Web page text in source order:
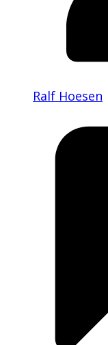
Ralf Hoesen